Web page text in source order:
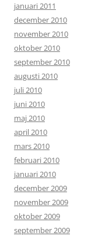
januari 2011
december 2010
november 2010
oktober 2010
september 2010
augusti 2010
juli 2010
juni 2010
maj 2010
april 2010
mars 2010
februari 2010
januari 2010
december 2009
november 2009
oktober 2009
september 2009